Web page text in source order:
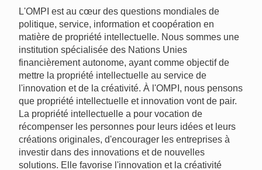
L'OMPI est au cœur des questions mondiales de
politique, service, information et coopération en
matière de propriété intellectuelle. Nous sommes une
institution spécialisée des Nations Unies
financièrement autonome, ayant comme objectif de
mettre la propriété intellectuelle au service de
l'innovation et de la créativité. À l'OMPI, nous pensons
que propriété intellectuelle et innovation vont de pair.
La propriété intellectuelle a pour vocation de
récompenser les personnes pour leurs idées et leurs
créations originales, d'encourager les entreprises à
investir dans des innovations et de nouvelles
solutions. Elle favorise l'innovation et la créativité